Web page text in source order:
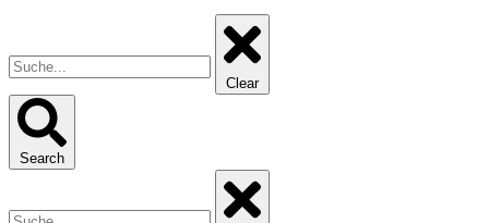
Clear
Search